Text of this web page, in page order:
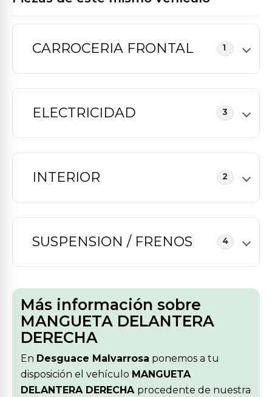
CARROCERIA FRONTAL 1
ELECTRICIDAD 3
INTERIOR 2
SUSPENSION / FRENOS 4
Más información sobre
MANGUETA DELANTERA
DERECHA
En Desguace Malvarrosa ponemos a tu
disposición el vehículo MANGUETA
DELANTERA DERECHA procedente de nuestra